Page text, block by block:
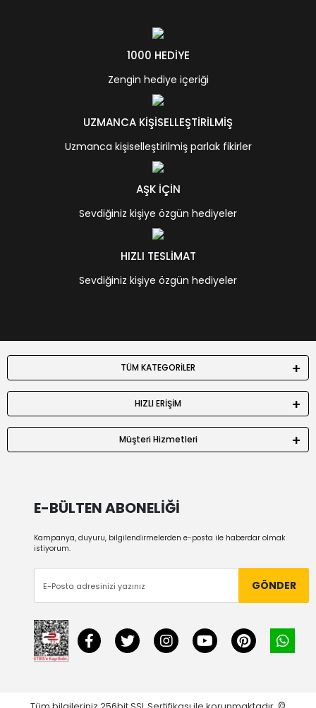
1000 HEDİYE
Zengin hediye içeriği
UZMANCA KİŞİSELLEŞTİRİLMİŞ
Uzmanca kişiselleştirilmiş parlak fikirler
AŞK İÇİN
Sevdiğiniz kişiye özgün hediyeler
HIZLI TESLİMAT
Sevdiğiniz kişiye özgün hediyeler
TÜM KATEGORİLER
HIZLI ERİŞİM
Müşteri Hizmetleri
E-BÜLTEN ABONELİĞİ
Kampanya, duyuru, bilgilendirmelerden e-posta ile haberdar olmak
istiyorum.
GÖNDER